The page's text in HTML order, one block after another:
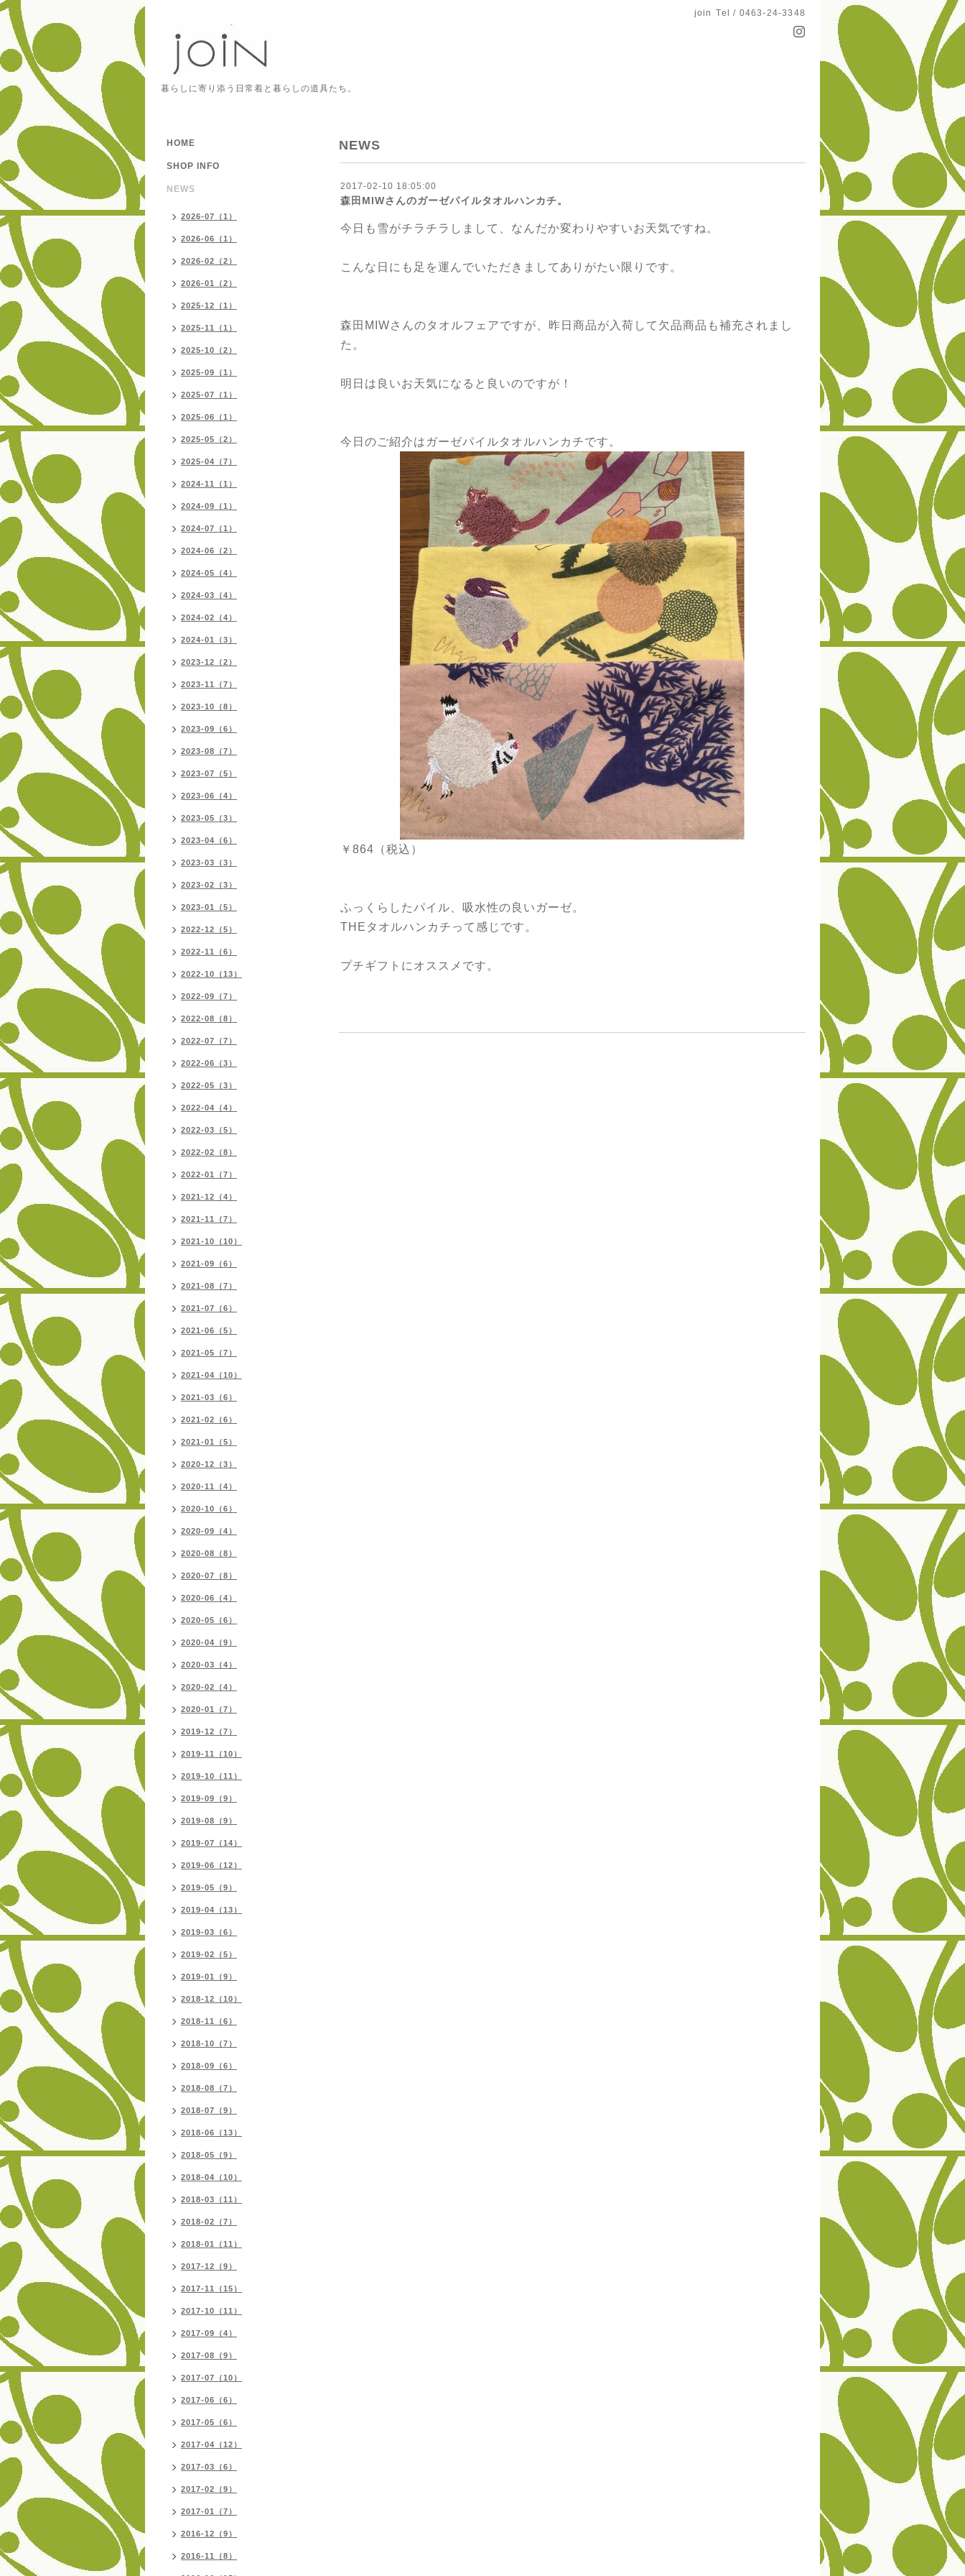
join Tel / 0463-24-3348
暮らしに寄り添う日常着と暮らしの道具たち。
NEWS
2017-02-10 18:05:00
森田MIWさんのガーゼパイルタオルハンカチ。
今日も雪がチラチラしまして、なんだか変わりやすいお天気ですね。
こんな日にも足を運んでいただきましてありがたい限りです。
森田MIWさんのタオルフェアですが、昨日商品が入荷して欠品商品も補充されまし
た。
明日は良いお天気になると良いのですが！
今日のご紹介はガーゼパイルタオルハンカチです。
￥864（税込）
ふっくらしたパイル、吸水性の良いガーゼ。
THEタオルハンカチって感じです。
プチギフトにオススメです。
HOME
SHOP INFO
NEWS
2026-07（1）
2026-06（1）
2026-02（2）
2026-01（2）
2025-12（1）
2025-11（1）
2025-10（2）
2025-09（1）
2025-07（1）
2025-06（1）
2025-05（2）
2025-04（7）
2024-11（1）
2024-09（1）
2024-07（1）
2024-06（2）
2024-05（4）
2024-03（4）
2024-02（4）
2024-01（3）
2023-12（2）
2023-11（7）
2023-10（8）
2023-09（6）
2023-08（7）
2023-07（5）
2023-06（4）
2023-05（3）
2023-04（6）
2023-03（3）
2023-02（3）
2023-01（5）
2022-12（5）
2022-11（6）
2022-10（13）
2022-09（7）
2022-08（8）
2022-07（7）
2022-06（3）
2022-05（3）
2022-04（4）
2022-03（5）
2022-02（8）
2022-01（7）
2021-12（4）
2021-11（7）
2021-10（10）
2021-09（6）
2021-08（7）
2021-07（6）
2021-06（5）
2021-05（7）
2021-04（10）
2021-03（6）
2021-02（6）
2021-01（5）
2020-12（3）
2020-11（4）
2020-10（6）
2020-09（4）
2020-08（8）
2020-07（8）
2020-06（4）
2020-05（6）
2020-04（9）
2020-03（4）
2020-02（4）
2020-01（7）
2019-12（7）
2019-11（10）
2019-10（11）
2019-09（9）
2019-08（9）
2019-07（14）
2019-06（12）
2019-05（9）
2019-04（13）
2019-03（6）
2019-02（5）
2019-01（9）
2018-12（10）
2018-11（6）
2018-10（7）
2018-09（6）
2018-08（7）
2018-07（9）
2018-06（13）
2018-05（9）
2018-04（10）
2018-03（11）
2018-02（7）
2018-01（11）
2017-12（9）
2017-11（15）
2017-10（11）
2017-09（4）
2017-08（9）
2017-07（10）
2017-06（6）
2017-05（6）
2017-04（12）
2017-03（6）
2017-02（9）
2017-01（7）
2016-12（9）
2016-11（8）